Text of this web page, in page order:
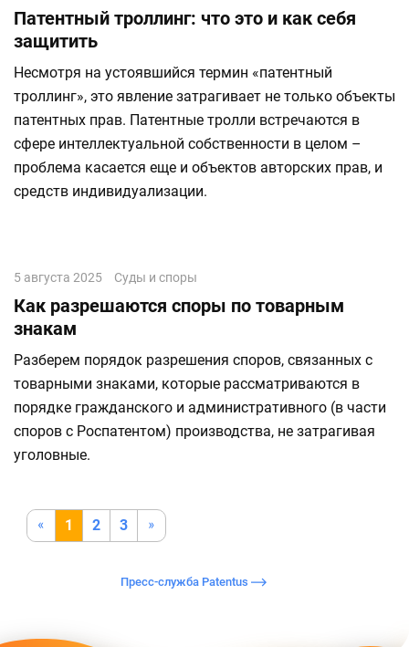
Патентный троллинг: что это и как себя
защитить
Несмотря на устоявшийся термин «патентный
троллинг», это явление затрагивает не только объекты
патентных прав. Патентные тролли встречаются в
сфере интеллектуальной собственности в целом –
проблема касается еще и объектов авторских прав, и
средств индивидуализации.
5 августа 2025 Суды и споры
Как разрешаются споры по товарным
знакам
Разберем порядок разрешения споров, связанных с
товарными знаками, которые рассматриваются в
порядке гражданского и административного (в части
споров с Роспатентом) производства, не затрагивая
уголовные.
1 2 3
Пресс-служба Patentus